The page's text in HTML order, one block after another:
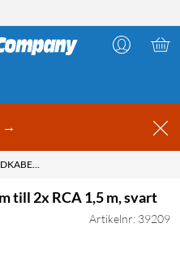
→
LUXORPARTS LJUDKABEL 3,5 MM TILL 2X RCA 1,5 M, SVART
till 2x RCA 1,5 m, svart
Artikelnr: 39209